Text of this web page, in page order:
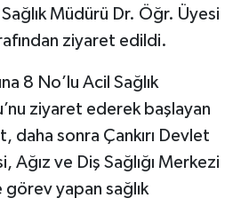
Müdürü Dr. Öğr. Üyesi
ziyaret edildi.
8 No’lu Acil Sağlık
ziyaret ederek başlayan
daha sonra Çankırı Devlet
Ağız ve Diş Sağlığı Merkezi
görev yapan sağlık